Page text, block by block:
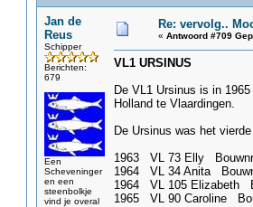
Jan de
Reus
Schipper
Berichten:
679
Een
Scheveninger
en een
steenbolkje
vind je overal
Re: vervolg..
« Antwoord #709
VL1 URSINUS
De VL1 Ursinus is in
Holland te Vlaardingen.
De Ursinus was het
1963 VL 73 Elly
1964 VL 34 Anita
1964 VL 105 Elizabeth
1965 VL 90 Caroline